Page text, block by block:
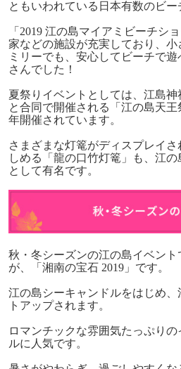
ともいわれている日本有数のビー
「 2019 江の島マイアミビーチシ
家などの施設が充実しており、
ミリーでも、安心してビーチで遊
さんでした！
夏祭りイベントとしては、江島
と合同で開催される「江の島天
年開催されています。
さまざまな灯篭がディスプレイ
しめる「龍の口竹灯篭」も、江
として有名です。
秋・冬シーズンの江の島イベン
が、「湘南の宝石 2019」です。
江の島シーキャンドルをはじめ
トアップされます。
ロマンチックな雰囲気たっぷり
ルに人気です。